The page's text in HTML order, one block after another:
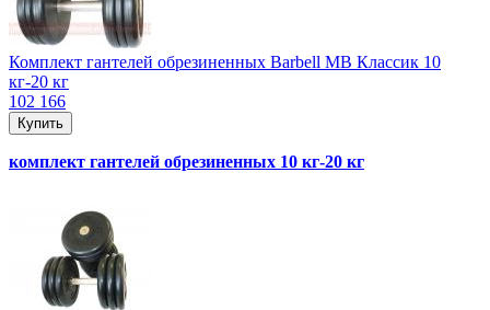
Комплект гантелей обрезиненных Barbell MB Классик 10
кг-20 кг
102 166
Купить
комплект гантелей обрезиненных 10 кг-20 кг